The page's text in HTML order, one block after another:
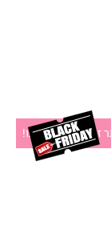
זול?תקשרו אלינו!